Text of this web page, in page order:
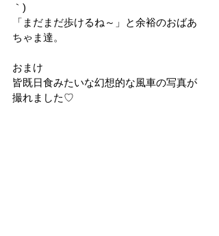
｀)
「まだまだ歩けるね～」と余裕のおばあ
ちゃま達。
おまけ
皆既日食みたいな幻想的な風車の写真が
撮れました♡